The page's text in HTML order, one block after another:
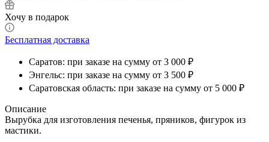
Хочу в подарок
Бесплатная доставка
Саратов: при заказе на сумму от 3 000 ₽
Энгельс: при заказе на сумму от 3 500 ₽
Саратовская область: при заказе на сумму от 5 000 ₽
Описание
Вырубка для изготовления печенья, пряников, фигурок из
мастики.